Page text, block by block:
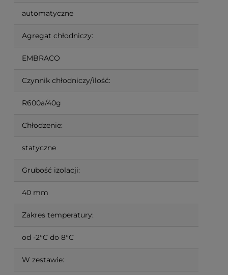
automatyczne
Agregat chłodniczy:
EMBRACO
Czynnik chłodniczy/ilość:
R600a/40g
Chłodzenie:
statyczne
Grubość izolacji:
40 mm
Zakres temperatury:
od -2°C do 8°C
W zestawie: